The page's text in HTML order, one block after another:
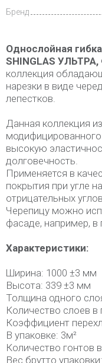
Бренд
Однослойная
SHINGLAS
коллекция
нарезки в виде
лепестков.
Данная коллекция
высокую
долговечность.
Применяется в
покрытия при угле
отрицательных
Черепицу можно
фасаде, например, в
Характеристики:
Ширина: 1000 ±3 мм
Высота: 339 ±3 мм
Толщина одного
Количество слоев в
Коэффициент
В упаковке: 3м²
Количество гонтов
Вес брутто